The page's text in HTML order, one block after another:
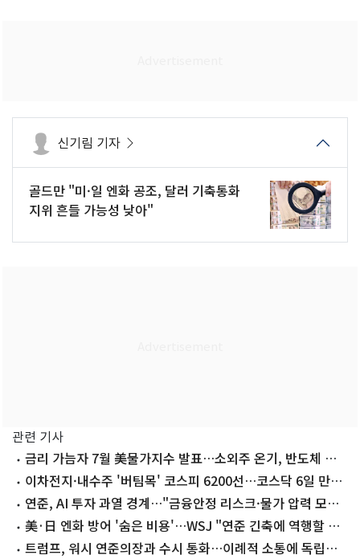
신기림 기자
골드만 "미·일 엔화 공조, 달러 기축통화
지위 흔들 가능성 낮아"
관련 기사
금리 가늠자 7월 美물가지수 발표…소외주 온기, 반도체 방
향성 탐색
이차전지·내수주 '버팀목' 코스피 6200선…코스닥 6일 만에
내림세[시황종합]
연준, AI 투자 과열 경계…"금융안정 리스크·물가 압력 모두
주시"
美·日 엔화 방어 '숨은 비용'…WSJ "연준 긴축에 역행할 수
도"트럼프, 워시 연준의장과 수시 통화…이례적 소통에 독립성